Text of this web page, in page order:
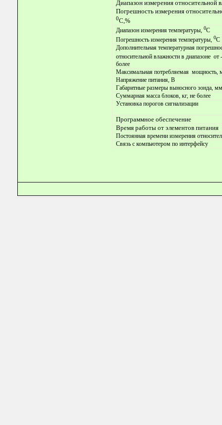
Диапазон измерения относительной
Погрешность измерения
0С,%
Диапазон измерения температуры, 0С
Погрешность измерения температуры, 0С
Дополнительная температурная
относительной влажности в диапазоне от
более
Максимальная потребляемая мощность,
Напряжение питания, В
Габаритные размеры выносного зонда, мм
Суммарная масса блоков, кг, не более
Установка порогов сигнализации
Программное обеспечение
Время работы от элементов питания
Постоянная времени измерения
Связь с компьютером по интерфейсу